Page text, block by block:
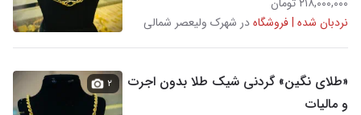
نردبان شده | فروشگاهدر شهرک ولیعصر شمالی
«طلای نگین» گردنی شیک طلا بدون اجرت
و مالیات
۲